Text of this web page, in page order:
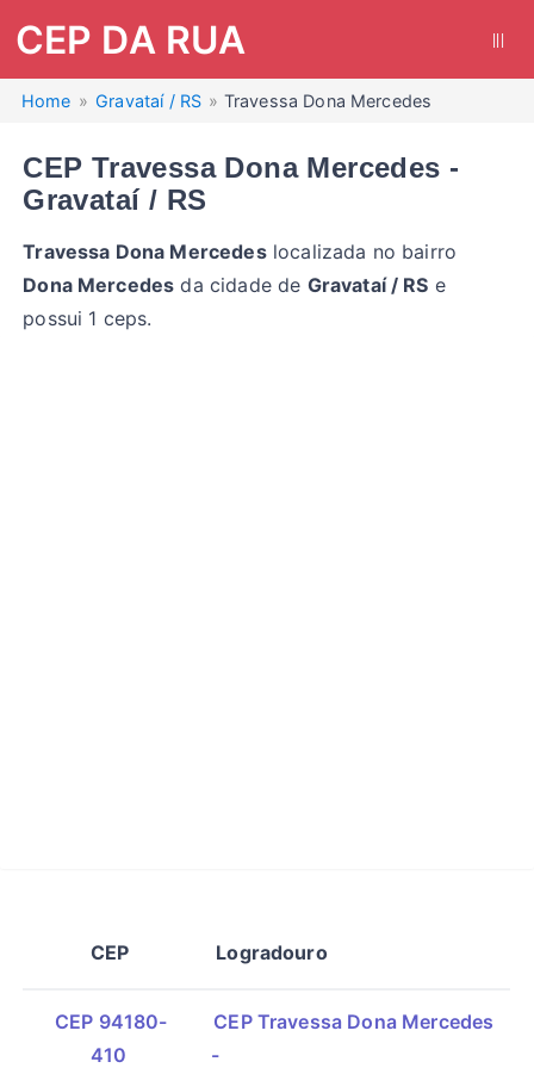
CEP DA RUA
Home Gravataí / RS Travessa Dona Mercedes
CEP Travessa Dona Mercedes -
Gravataí / RS
Travessa Dona Mercedeslocalizada no bairro
Dona Mercedes da cidade de Gravataí / RS e
possui 1 ceps.
CEP Logradouro
CEP 94180-
410
CEP Travessa Dona Mercedes
-